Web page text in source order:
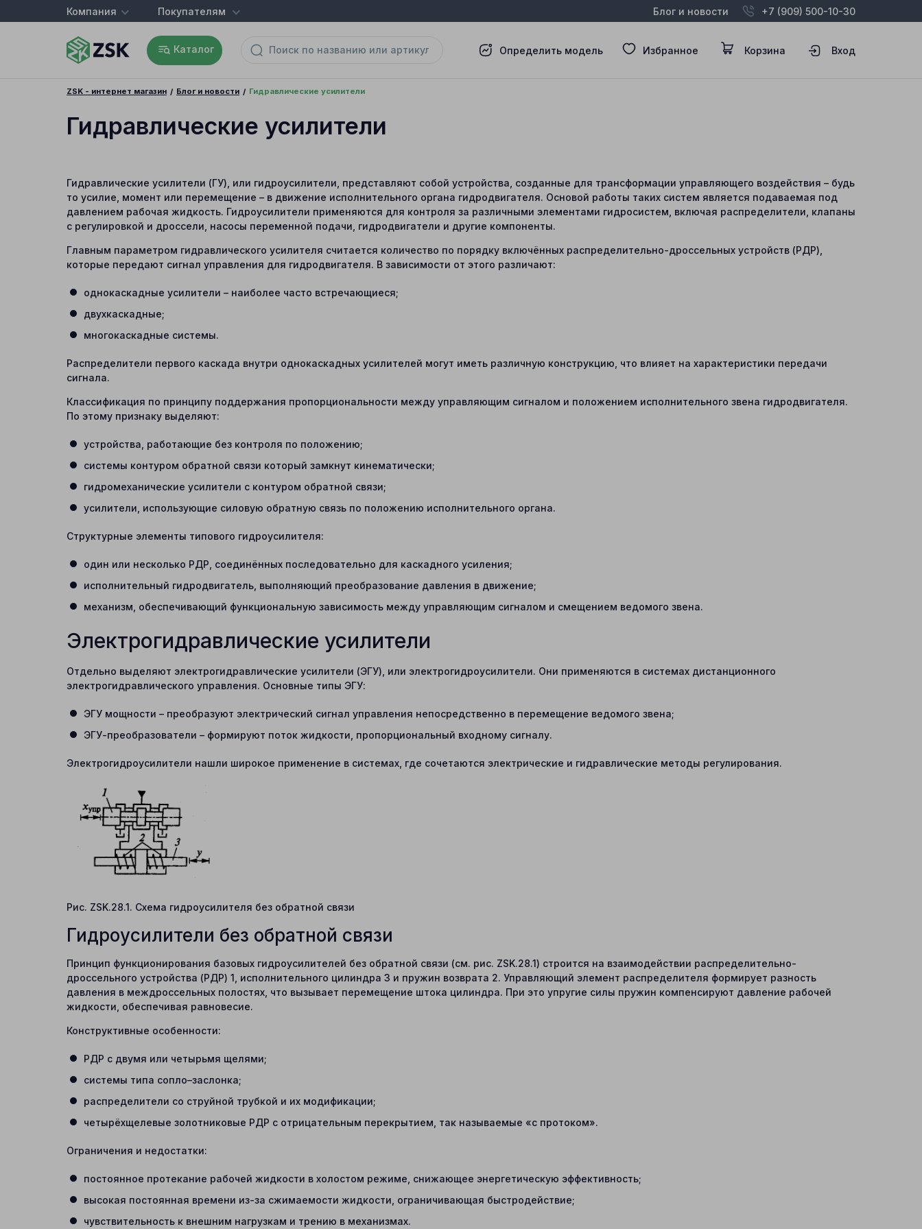
Компания Покупателям Блог и новости +7 (909) 500-10-30
Каталог Определить модель Избранное Корзина Вход
ZSK - интернет магазин Блог и новости Гидравлические усилители
Гидравлические усилители
Гидравлические усилители (ГУ), или гидроусилители, представляют собой устройства, созданные для трансформации управляющего воздействия – будь
то усилие, момент или перемещение – в движение исполнительного органа гидродвигателя. Основой работы таких систем является подаваемая под
давлением рабочая жидкость. Гидроусилители применяются для контроля за различными элементами гидросистем, включая распределители, клапаны
с регулировкой и дроссели, насосы переменной подачи, гидродвигатели и другие компоненты.
Главным параметром гидравлического усилителя считается количество по порядку включённых распределительно-дроссельных устройств (РДР),
которые передают сигнал управления для гидродвигателя. В зависимости от этого различают:
однокаскадные усилители – наиболее часто встречающиеся;
двухкаскадные;
многокаскадные системы.
Распределители первого каскада внутри однокаскадных усилителей могут иметь различную конструкцию, что влияет на характеристики передачи
сигнала.
Классификация по принципу поддержания пропорциональности между управляющим сигналом и положением исполнительного звена гидродвигателя.
По этому признаку выделяют:
устройства, работающие без контроля по положению;
системы контуром обратной связи который замкнут кинематически;
гидромеханические усилители с контуром обратной связи;
усилители, использующие силовую обратную связь по положению исполнительного органа.
Структурные элементы типового гидроусилителя:
один или несколько РДР, соединённых последовательно для каскадного усиления;
исполнительный гидродвигатель, выполняющий преобразование давления в движение;
механизм, обеспечивающий функциональную зависимость между управляющим сигналом и смещением ведомого звена.
Электрогидравлические усилители
Отдельно выделяют электрогидравлические усилители (ЭГУ), или электрогидроусилители. Они применяются в системах дистанционного
электрогидравлического управления. Основные типы ЭГУ:
ЭГУ мощности – преобразуют электрический сигнал управления непосредственно в перемещение ведомого звена;
ЭГУ-преобразователи – формируют поток жидкости, пропорциональный входному сигналу.
Электрогидроусилители нашли широкое применение в системах, где сочетаются электрические и гидравлические методы регулирования.
Рис. ZSK.28.1. Схема гидроусилителя без обратной связи
Гидроусилители без обратной связи
Принцип функционирования базовых гидроусилителей без обратной связи (см. рис. ZSK.28.1) строится на взаимодействии распределительно-
дроссельного устройства (РДР) 1, исполнительного цилиндра 3 и пружин возврата 2. Управляющий элемент распределителя формирует разность
давления в междроссельных полостях, что вызывает перемещение штока цилиндра. При это упругие силы пружин компенсируют давление рабочей
жидкости, обеспечивая равновесие.
Конструктивные особенности:
РДР с двумя или четырьмя щелями;
системы типа сопло–заслонка;
распределители со струйной трубкой и их модификации;
четырёхщелевые золотниковые РДР с отрицательным перекрытием, так называемые «с протоком».
Ограничения и недостатки:
постоянное протекание рабочей жидкости в холостом режиме, снижающее энергетическую эффективность;
высокая постоянная времени из-за сжимаемости жидкости, ограничивающая быстродействие;
чувствительность к внешним нагрузкам и трению в механизмах.